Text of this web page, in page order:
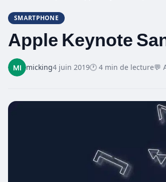
SMARTPHONE
Apple Keynote
micking4 juin 2019🕐 4 min de lecture💬